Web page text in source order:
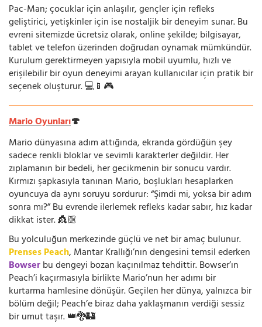
Pac-Man; çocuklar için anlaşılır, gençler için refleks
geliştirici, yetişkinler için ise nostaljik bir deneyim sunar. Bu
evreni sitemizde ücretsiz olarak, online şekilde; bilgisayar,
tablet ve telefon üzerinden doğrudan oynamak mümkündür.
Kurulum gerektirmeyen yapısıyla mobil uyumlu, hızlı ve
erişilebilir bir oyun deneyimi arayan kullanıcılar için pratik bir
seçenek oluşturur. 💻📱🎮
Mario Oyunları🍄
Mario dünyasına adım attığında, ekranda gördüğün şey
sadece renkli bloklar ve sevimli karakterler değildir. Her
zıplamanın bir bedeli, her gecikmenin bir sonucu vardır.
Kırmızı şapkasıyla tanınan Mario, boşlukları hesaplarken
oyuncuya da aynı soruyu sordurur: “Şimdi mi, yoksa bir adım
sonra mı?” Bu evrende ilerlemek refleks kadar sabır, hız kadar
dikkat ister. 👸🏼
Bu yolculuğun merkezinde güçlü ve net bir amaç bulunur.
Prenses Peach, Mantar Krallığı’nın dengesini temsil ederken
Bowserbu dengeyi bozan kaçınılmaz tehdittir. Bowser’ın
Peach’i kaçırmasıyla birlikte Mario’nun her adımı bir
kurtarma hamlesine dönüşür. Geçilen her dünya, yalnızca bir
bölüm değil; Peach’e biraz daha yaklaşmanın verdiği sessiz
bir umut taşır. 👑🐉🏰